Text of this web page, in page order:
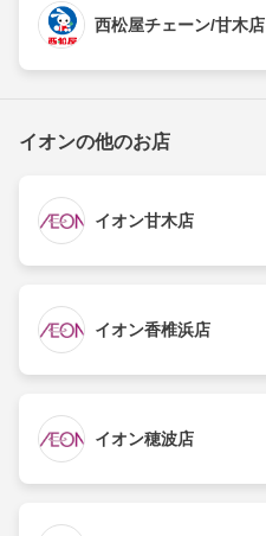
西松屋チェーン/甘木店
イオンの他のお店
イオン甘木店
イオン香椎浜店
イオン穂波店